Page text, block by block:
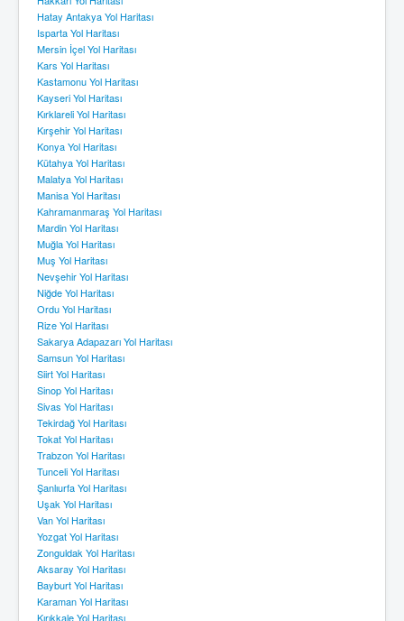
Hatay Antakya Yol Haritası
Isparta Yol Haritası
Mersin İçel Yol Haritası
Kars Yol Haritası
Kastamonu Yol Haritası
Kayseri Yol Haritası
Kırklareli Yol Haritası
Kırşehir Yol Haritası
Konya Yol Haritası
Kütahya Yol Haritası
Malatya Yol Haritası
Manisa Yol Haritası
Kahramanmaraş Yol Haritası
Mardin Yol Haritası
Muğla Yol Haritası
Muş Yol Haritası
Nevşehir Yol Haritası
Niğde Yol Haritası
Ordu Yol Haritası
Rize Yol Haritası
Sakarya Adapazarı Yol Haritası
Samsun Yol Haritası
Siirt Yol Haritası
Sinop Yol Haritası
Sivas Yol Haritası
Tekirdağ Yol Haritası
Tokat Yol Haritası
Trabzon Yol Haritası
Tunceli Yol Haritası
Şanlıurfa Yol Haritası
Uşak Yol Haritası
Van Yol Haritası
Yozgat Yol Haritası
Zonguldak Yol Haritası
Aksaray Yol Haritası
Bayburt Yol Haritası
Karaman Yol Haritası
Kırıkkale Yol Haritası